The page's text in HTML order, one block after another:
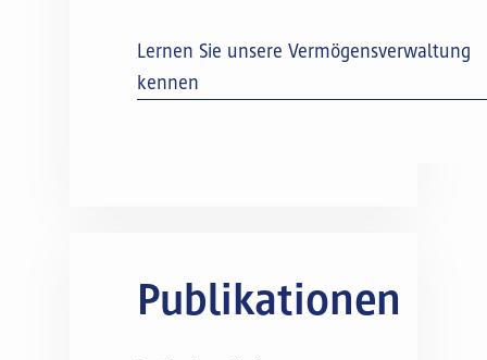
Lernen Sie unsere Vermögensverwaltung
kennen
Publikationen